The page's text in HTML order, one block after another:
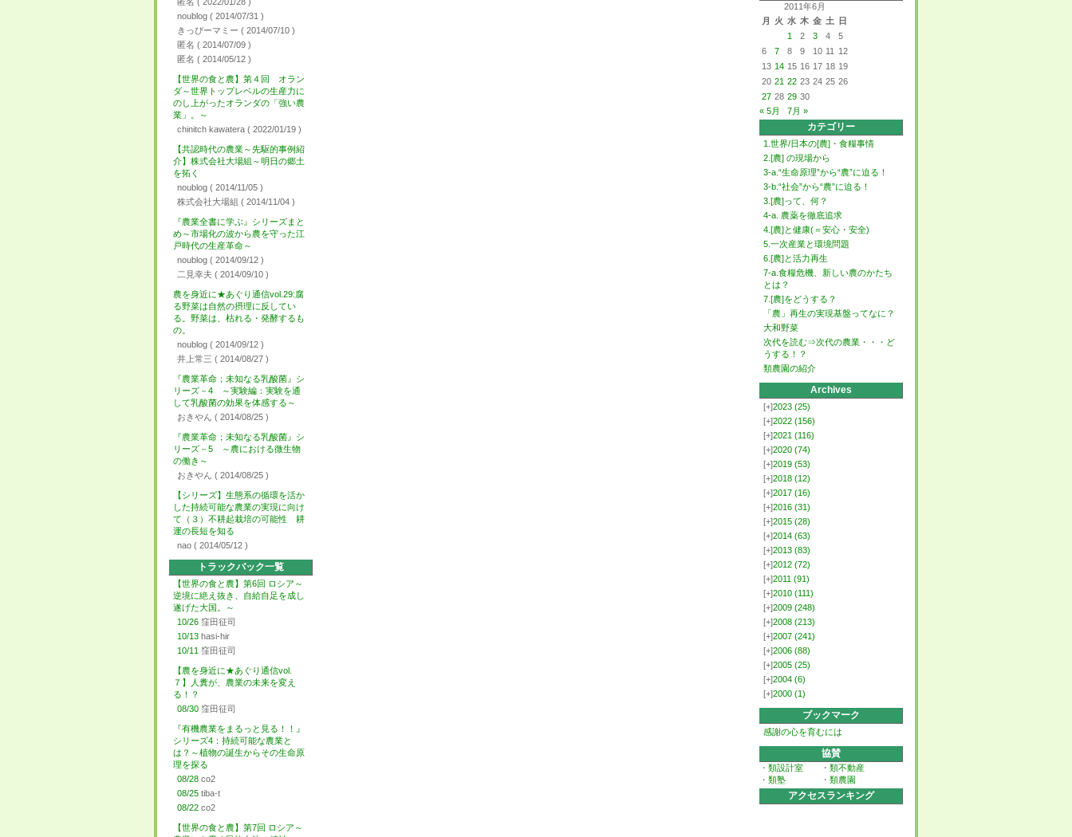
noublog ( 2014/07/31 )
きっぴーマミー ( 2014/07/10 )
匿名 ( 2014/07/09 )
匿名 ( 2014/05/12 )
【世界の食と農】第４回 オラン
ダ～世界トップレベルの生産力に
のし上がったオランダの「強い農
業」。～
chinitch kawatera ( 2022/01/19 )
【共認時代の農業～先駆的事例紹
介】株式会社大場組～明日の郷土
を拓く
noublog ( 2014/11/05 )
株式会社大場組 ( 2014/11/04 )
『農業全書に学ぶ』シリーズまと
め～市場化の波から農を守った江
戸時代の生産革命～
noublog ( 2014/09/12 )
二見幸夫 ( 2014/09/10 )
農を身近に★あぐり通信vol.29:腐
る野菜は自然の摂理に反してい
る。野菜は、枯れる・発酵するも
の。
noublog ( 2014/09/12 )
井上常三 ( 2014/08/27 )
『農業革命；未知なる乳酸菌』シ
リーズ－4 ～実験編：実験を通
して乳酸菌の効果を体感する～
おきやん ( 2014/08/25 )
『農業革命；未知なる乳酸菌』シ
リーズ－5 ～農における微生物
の働き～
おきやん ( 2014/08/25 )
【シリーズ】生態系の循環を活か
した持続可能な農業の実現に向け
て（３）不耕起栽培の可能性 耕
運の長短を知る
nao ( 2014/05/12 )
トラックバック一覧
【世界の食と農】第6回 ロシア～
逆境に絶え抜き、自給自足を成し
遂げた大国。～
10/26 窪田征司
10/13 hasi-hir
10/11 窪田征司
【農を身近に★あぐり通信vol.
７】人糞が、農業の未来を変え
る！？
08/30 窪田征司
『有機農業をまるっと見る！！』
シリーズ4：持続可能な農業と
は？～植物の誕生からその生命原
理を探る
08/28 co2
08/25 tiba-t
08/22 co2
【世界の食と農】第7回 ロシア～
2011年6月
月
火 水 木 金 土
日
1
2 3 4
5
6
7 8 9 10 11
12
13 14 15 16 17 18 19
20 21 22 23 24 25 26
27 28 29 30
« 5月
7月 »
カテゴリー
1.世界/日本の[農]・食糧事情
2.[農] の現場から
3-a.“生命原理”から“農”に迫る！
3-b.“社会”から“農”に迫る！
3.[農]って、何？
4-a. 農薬を徹底追求
4.[農]と健康(＝安心・安全)
5.一次産業と環境問題
6.[農]と活力再生
7-a.食糧危機、新しい農のかたち
とは？
7.[農]をどうする？
「農」再生の実現基盤ってなに？
大和野菜
次代を読む⇒次代の農業・・・ど
うする！？
類農園の紹介
Archives
[+]2023 (25)
[+]2022 (156)
[+]2021 (116)
[+]2020 (74)
[+]2019 (53)
[+]2018 (12)
[+]2017 (16)
[+]2016 (31)
[+]2015 (28)
[+]2014 (63)
[+]2013 (83)
[+]2012 (72)
[+]2011 (91)
[+]2010 (111)
[+]2009 (248)
[+]2008 (213)
[+]2007 (241)
[+]2006 (88)
[+]2005 (25)
[+]2004 (6)
[+]2000 (1)
ブックマーク
感謝の心を育むには
協賛
・ 類設計室 ・ 類不動産
・ 類塾 ・ 類農園
アクセスランキング